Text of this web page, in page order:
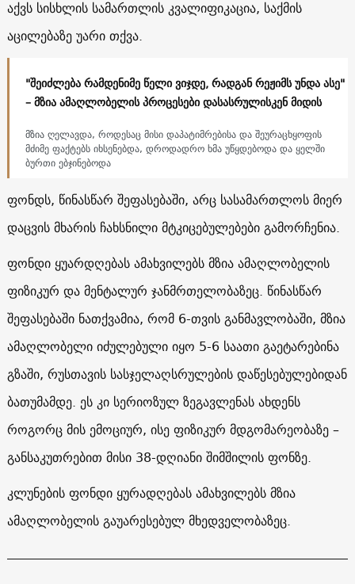
აქვს სისხლის სამართლის კვალიფიკაცია, საქმის
აცილებაზე უარი თქვა.
"შეიძლება რამდენიმე წელი ვიჯდე, რადგან რეჟიმს უნდა ასე"
– მზია ამაღლობელის პროცესები დასასრულისკენ მიდის
მზია ღელავდა, როდესაც მისი დაპატიმრებისა და შეურაცხყოფის
მძიმე ფაქტებს იხსენებდა, დროდადრო ხმა უწყდებოდა და ყელში
ბურთი ებჯინებოდა
ფონდს, წინასწარ შეფასებაში, არც სასამართლოს მიერ
დაცვის მხარის ჩახსნილი მტკიცებულებები გამორჩენია.
ფონდი ყუარდღებას ამახვილებს მზია ამაღლობელის
ფიზიკურ და მენტალურ ჯანმრთელობაზეც. წინასწარ
შეფასებაში ნათქვამია, რომ 6-თვის განმავლობაში, მზია
ამაღლობელი იძულებული იყო 5-6 საათი გაეტარებინა
გზაში, რუსთავის სასჯელაღსრულების დაწესებულებიდან
ბათუმამდე. ეს კი სერიოზულ ზეგავლენას ახდენს
როგორც მის ემოციურ, ისე ფიზიკურ მდგომარეობაზე –
განსაკუთრებით მისი 38-დღიანი შიმშილის ფონზე.
კლუნების ფონდი ყურადღებას ამახვილებს მზია
ამაღლობელის გაუარესებულ მხედველობაზეც.